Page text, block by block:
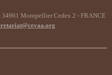
34961 Montpellier Cedex 2 - FRANCE